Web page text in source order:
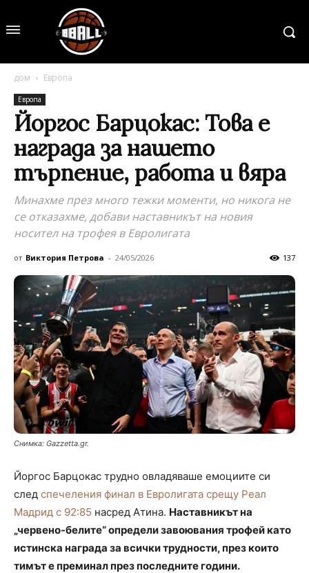
дом Европа
Европа
Йоргос Барцокас: Това е
награда за нашето
търпение, работа и вяра
Минахме през много тежки моменти, но никога не
се отказахме, добави наставникът на новия
носител на трофея в Евролигата
от Виктория Петрова - 24/05/2026 137
Снимка: Gazzetta.gr.
Йоргос Барцокас трудно овладяваше емоциите си
след спечеления финал в Евролигата срещу Реал
Мадрид с 92:85 насред Атина. Наставникът на
„червено-белите“ определи завоювания трофей като
истинска награда за всички трудности, през които
тимът е преминал през последните години.